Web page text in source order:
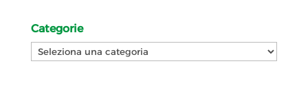
Categorie
Categorie